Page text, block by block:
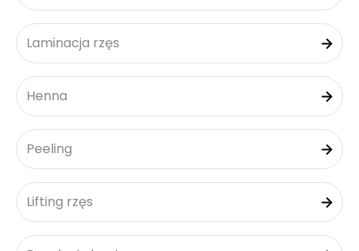
Laminacja rzęs
Henna
Peeling
Lifting rzęs